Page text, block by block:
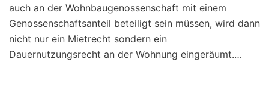
auch an der Wohnbaugenossenschaft mit einem
Genossenschaftsanteil beteiligt sein müssen, wird dann
nicht nur ein Mietrecht sondern ein
Dauernutzungsrecht an der Wohnung eingeräumt.…